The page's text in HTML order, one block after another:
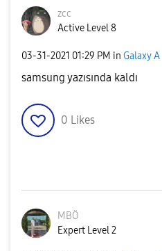
zcc
Active Level 8
‎03-31-2021 01:29 PM in Galaxy A
samsung yazısında kaldı
0 Likes
MBÖ
Expert Level 2